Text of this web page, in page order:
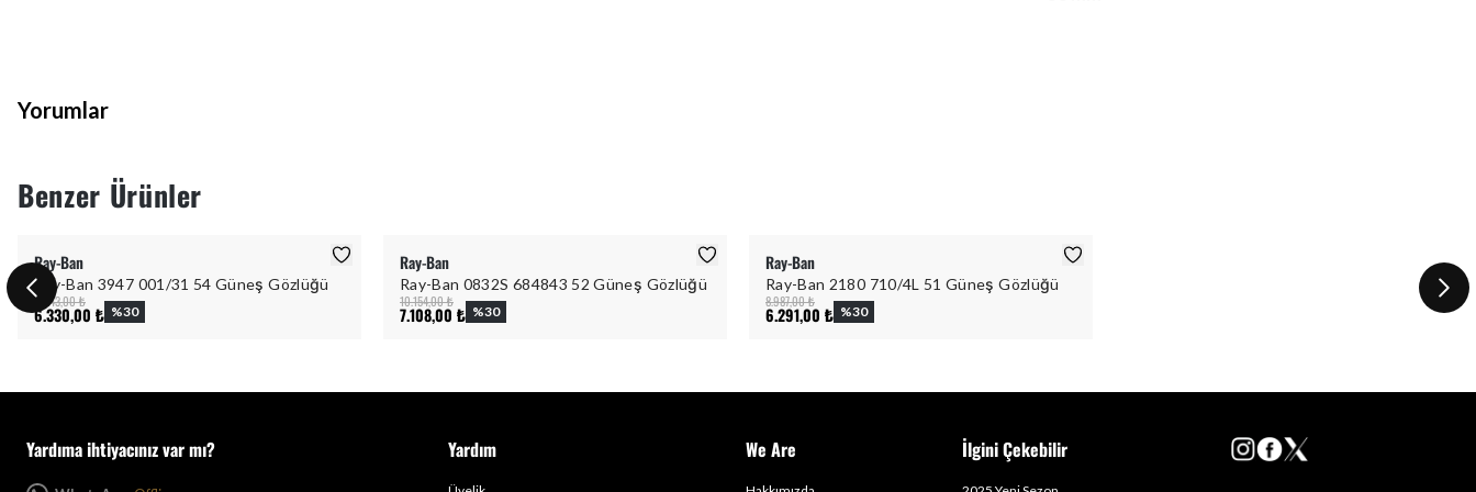
Yorumlar
Benzer Ürünler
Ray-Ban
Ray-Ban 3947 001/31 54 Güneş Gözlüğü
9.043,00 ₺
6.330,00 ₺ %30
Ray-Ban
Ray-Ban 0832S 684843 52 Güneş Gözlüğü
10.154,00 ₺
7.108,00 ₺ %30
Ray-Ban
Ray-Ban 2180 710/4L 51 Güneş Gözlüğü
8.987,00 ₺
6.291,00 ₺ %30
Yardıma ihtiyacınız var mı? Yardım We Are İlgini Çekebilir